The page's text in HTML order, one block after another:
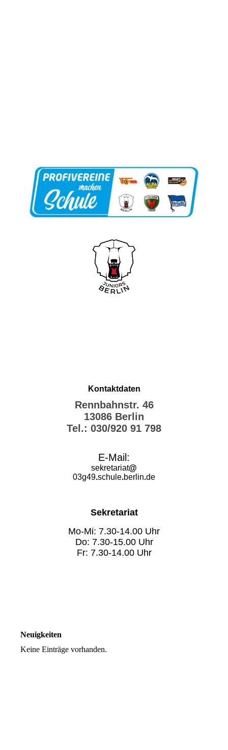
Kontaktdaten
Rennbahnstr. 46
13086 Berlin
Tel.: 030/920 91 798
E-Mail:
sekretariat@
03g49.schule.berlin.de
Sekretariat
Mo-Mi: 7.30-14.00 Uhr
Do: 7.30-15.00 Uhr
Fr: 7.30-14.00 Uhr
Neuigkeiten
Keine Einträge vorhanden.